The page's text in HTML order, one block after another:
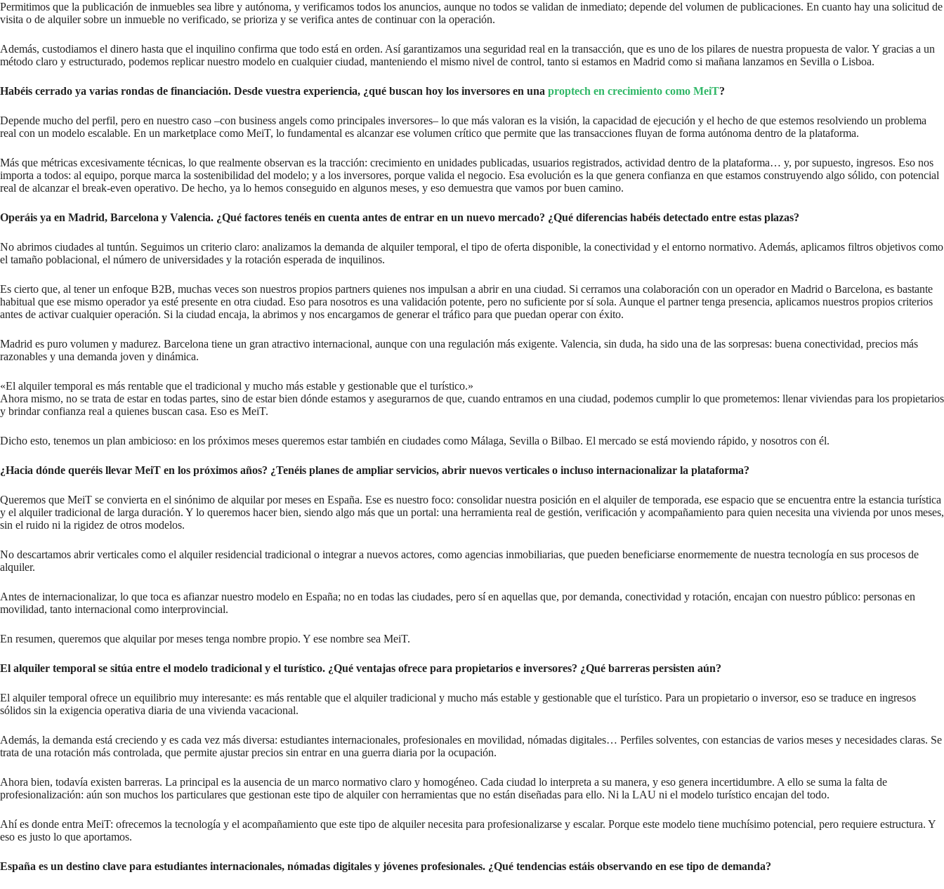
Permitimos que la publicación de inmuebles sea libre y autónoma, y verificamos todos los anuncios, aunque no todos se validan de inmediato; depende del volumen de publicaciones. En cuanto hay una solicitud de
visita o de alquiler sobre un inmueble no verificado, se prioriza y se verifica antes de continuar con la operación.
Además, custodiamos el dinero hasta que el inquilino confirma que todo está en orden. Así garantizamos una seguridad real en la transacción, que es uno de los pilares de nuestra propuesta de valor. Y gracias a un
método claro y estructurado, podemos replicar nuestro modelo en cualquier ciudad, manteniendo el mismo nivel de control, tanto si estamos en Madrid como si mañana lanzamos en Sevilla o Lisboa.
Habéis cerrado ya varias rondas de financiación. Desde vuestra experiencia, ¿qué buscan hoy los inversores en una proptech en crecimiento como MeiT?
Depende mucho del perfil, pero en nuestro caso –con business angels como principales inversores– lo que más valoran es la visión, la capacidad de ejecución y el hecho de que estemos resolviendo un problema
real con un modelo escalable. En un marketplace como MeiT, lo fundamental es alcanzar ese volumen crítico que permite que las transacciones fluyan de forma autónoma dentro de la plataforma.
Más que métricas excesivamente técnicas, lo que realmente observan es la tracción: crecimiento en unidades publicadas, usuarios registrados, actividad dentro de la plataforma… y, por supuesto, ingresos. Eso nos
importa a todos: al equipo, porque marca la sostenibilidad del modelo; y a los inversores, porque valida el negocio. Esa evolución es la que genera confianza en que estamos construyendo algo sólido, con potencial
real de alcanzar el break-even operativo. De hecho, ya lo hemos conseguido en algunos meses, y eso demuestra que vamos por buen camino.
Operáis ya en Madrid, Barcelona y Valencia. ¿Qué factores tenéis en cuenta antes de entrar en un nuevo mercado? ¿Qué diferencias habéis detectado entre estas plazas?
No abrimos ciudades al tuntún. Seguimos un criterio claro: analizamos la demanda de alquiler temporal, el tipo de oferta disponible, la conectividad y el entorno normativo. Además, aplicamos filtros objetivos como
el tamaño poblacional, el número de universidades y la rotación esperada de inquilinos.
Es cierto que, al tener un enfoque B2B, muchas veces son nuestros propios partners quienes nos impulsan a abrir en una ciudad. Si cerramos una colaboración con un operador en Madrid o Barcelona, es bastante
habitual que ese mismo operador ya esté presente en otra ciudad. Eso para nosotros es una validación potente, pero no suficiente por sí sola. Aunque el partner tenga presencia, aplicamos nuestros propios criterios
antes de activar cualquier operación. Si la ciudad encaja, la abrimos y nos encargamos de generar el tráfico para que puedan operar con éxito.
Madrid es puro volumen y madurez. Barcelona tiene un gran atractivo internacional, aunque con una regulación más exigente. Valencia, sin duda, ha sido una de las sorpresas: buena conectividad, precios más
razonables y una demanda joven y dinámica.
«El alquiler temporal es más rentable que el tradicional y mucho más estable y gestionable que el turístico.»
Ahora mismo, no se trata de estar en todas partes, sino de estar bien dónde estamos y asegurarnos de que, cuando entramos en una ciudad, podemos cumplir lo que prometemos: llenar viviendas para los propietarios
y brindar confianza real a quienes buscan casa. Eso es MeiT.
Dicho esto, tenemos un plan ambicioso: en los próximos meses queremos estar también en ciudades como Málaga, Sevilla o Bilbao. El mercado se está moviendo rápido, y nosotros con él.
¿Hacia dónde queréis llevar MeiT en los próximos años? ¿Tenéis planes de ampliar servicios, abrir nuevos verticales o incluso internacionalizar la plataforma?
Queremos que MeiT se convierta en el sinónimo de alquilar por meses en España. Ese es nuestro foco: consolidar nuestra posición en el alquiler de temporada, ese espacio que se encuentra entre la estancia turística
y el alquiler tradicional de larga duración. Y lo queremos hacer bien, siendo algo más que un portal: una herramienta real de gestión, verificación y acompañamiento para quien necesita una vivienda por unos meses,
sin el ruido ni la rigidez de otros modelos.
No descartamos abrir verticales como el alquiler residencial tradicional o integrar a nuevos actores, como agencias inmobiliarias, que pueden beneficiarse enormemente de nuestra tecnología en sus procesos de
alquiler.
Antes de internacionalizar, lo que toca es afianzar nuestro modelo en España; no en todas las ciudades, pero sí en aquellas que, por demanda, conectividad y rotación, encajan con nuestro público: personas en
movilidad, tanto internacional como interprovincial.
En resumen, queremos que alquilar por meses tenga nombre propio. Y ese nombre sea MeiT.
El alquiler temporal se sitúa entre el modelo tradicional y el turístico. ¿Qué ventajas ofrece para propietarios e inversores? ¿Qué barreras persisten aún?
El alquiler temporal ofrece un equilibrio muy interesante: es más rentable que el alquiler tradicional y mucho más estable y gestionable que el turístico. Para un propietario o inversor, eso se traduce en ingresos
sólidos sin la exigencia operativa diaria de una vivienda vacacional.
Además, la demanda está creciendo y es cada vez más diversa: estudiantes internacionales, profesionales en movilidad, nómadas digitales… Perfiles solventes, con estancias de varios meses y necesidades claras. Se
trata de una rotación más controlada, que permite ajustar precios sin entrar en una guerra diaria por la ocupación.
Ahora bien, todavía existen barreras. La principal es la ausencia de un marco normativo claro y homogéneo. Cada ciudad lo interpreta a su manera, y eso genera incertidumbre. A ello se suma la falta de
profesionalización: aún son muchos los particulares que gestionan este tipo de alquiler con herramientas que no están diseñadas para ello. Ni la LAU ni el modelo turístico encajan del todo.
Ahí es donde entra MeiT: ofrecemos la tecnología y el acompañamiento que este tipo de alquiler necesita para profesionalizarse y escalar. Porque este modelo tiene muchísimo potencial, pero requiere estructura. Y
eso es justo lo que aportamos.
España es un destino clave para estudiantes internacionales, nómadas digitales y jóvenes profesionales. ¿Qué tendencias estáis observando en ese tipo de demanda?